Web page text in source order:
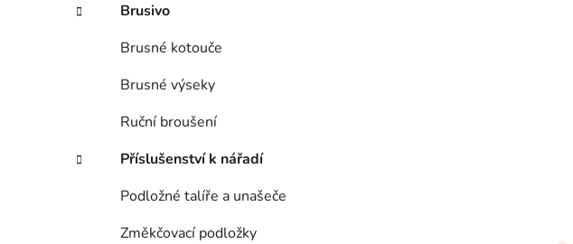
Brusivo
Brusné kotouče
Brusné výseky
Ruční broušení
Příslušenství k nářadí
Podložné talíře a unašeče
Změkčovací podložky